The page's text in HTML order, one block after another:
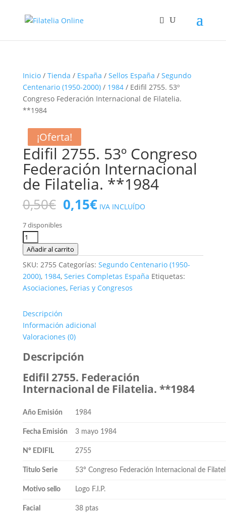
Inicio/ Tienda / España / Sellos España / Segundo
Centenario (1950-2000)/ 1984/ Edifil 2755. 53º
Congreso Federación Internacional de Filatelia.
**1984
¡Oferta!
Edifil 2755. 53º Congreso
Federación Internacional
de Filatelia. **1984
0,50€ El
precio
era:
0,50€.
0,15€El
precio
IVA INCLUÍDO
7 disponibles
Edifil
2755.
Federación
Internacional
Filatelia.
**1984
cantidad
Añadir al carrito
SKU: 2755 Categorías: Segundo Centenario (1950-
2000), 1984, Series Completas España Etiquetas:
Asociaciones, Ferias y Congresos
Descripción
Información adicional
Valoraciones (0)
Descripción
Edifil 2755. Federación
Internacional de Filatelia. **1984
Año Emisión 1984
Fecha Emisión 3 mayo 1984
Nº EDIFIL 2755
Título Serie 53º Congreso Federación Internacional de
Motivo sello Logo F.I.P.
Facial 38 ptas
¡Oferta!
¡Oferta!
¡Oferta!